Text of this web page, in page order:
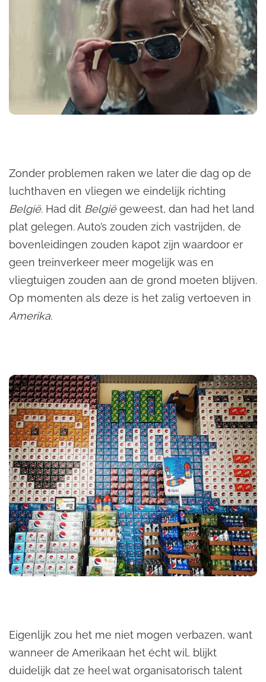
Zonder problemen raken we later die dag op de
luchthaven en vliegen we eindelijk richting
België. Had dit Belgiëgeweest, dan had het land
plat gelegen. Auto’s zouden zich vastrijden, de
bovenleidingen zouden kapot zijn waardoor er
geen treinverkeer meer mogelijk was en
vliegtuigen zouden aan de grond moeten blijven.
Op momenten als deze is het zalig vertoeven in
Amerika.
Eigenlijk zou het me niet mogen verbazen, want
wanneer de Amerikaan het écht wil, blijkt
duidelijk dat ze heel wat organisatorisch talent